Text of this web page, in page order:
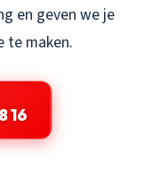
en geven we je
te maken.
16